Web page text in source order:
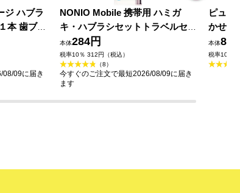
ジ ハブラ
本 歯ブラ
08/09に届き
NONIO Mobile 携帯用 ハミガ
キ・ハブラシセットトラベルセ
ット １本＋３０ｇ ライオン (医
薬部外品)
本体284円
税率10％ 312円（税込）
（8）
今すぐのご注文で最短2026/08/09に届き
ます
ピュ
かせる
外品)
本体
税率10％